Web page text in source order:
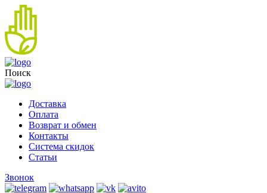
Поиск
Доставка
Оплата
Возврат и обмен
Контакты
Система скидок
Статьи
Звонок